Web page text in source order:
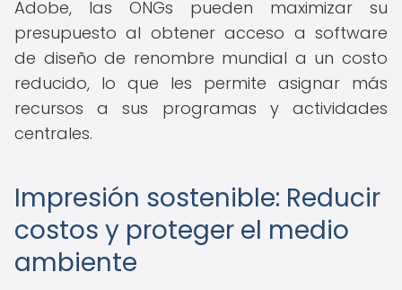
Adobe, las ONGs pueden maximizar su
presupuesto al obtener acceso a software
de diseño de renombre mundial a un costo
reducido, lo que les permite asignar más
recursos a sus programas y actividades
centrales.
Impresión sostenible: Reducir
costos y proteger el medio
ambiente